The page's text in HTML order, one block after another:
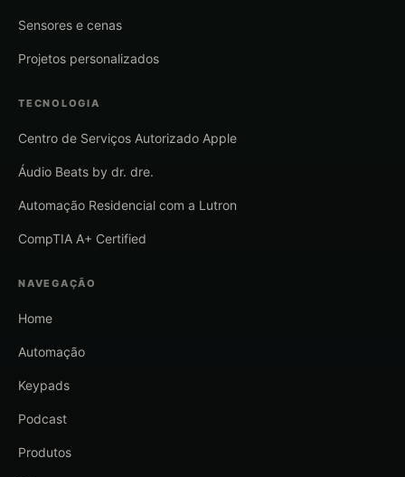
Sensores e cenas
Projetos personalizados
TECNOLOGIA
Centro de Serviços Autorizado Apple
Áudio Beats by dr. dre.
Automação Residencial com a Lutron
CompTIA A+ Certified
NAVEGAÇÃO
Home
Automação
Keypads
Podcast
Produtos